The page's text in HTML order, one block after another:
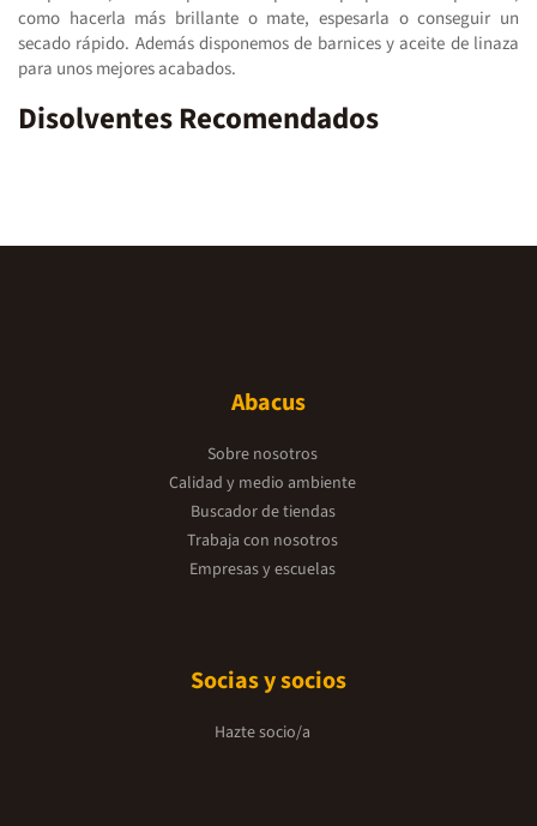
como hacerla más brillante o mate, espesarla o conseguir un
secado rápido. Además disponemos de barnices y aceite de linaza
para unos mejores acabados.
Disolventes Recomendados
Abacus
Sobre nosotros
Calidad y medio ambiente
Buscador de tiendas
Trabaja con nosotros
Empresas y escuelas
Socias y socios
Hazte socio/a